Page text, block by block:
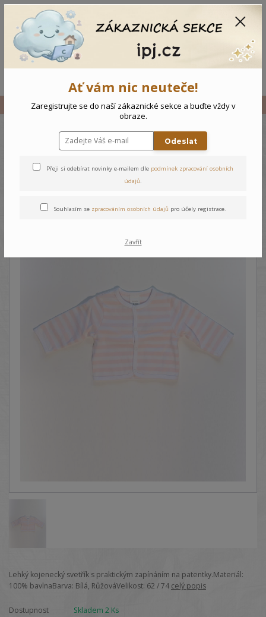
Vše Kojenecký svetr
Kojenecký svetr
Lehký kojenecký svetřík s praktickým zapínáním na patentky.Materiál:
100% bavlnaBarva: Bílá, RůžováVelikost: 62 / 74 celý popis
Dostupnost
Skladem 2 Ks
Ať vám nic neuteče!
Zaregistrujte se do naší zákaznické sekce a buďte vždy v
obraze.
Odeslat
Přeji si odebírat novinky e-mailem dle podmínek zpracování osobních
údajů.
Souhlasím se zpracováním osobních údajů pro účely registrace.
Zavřít